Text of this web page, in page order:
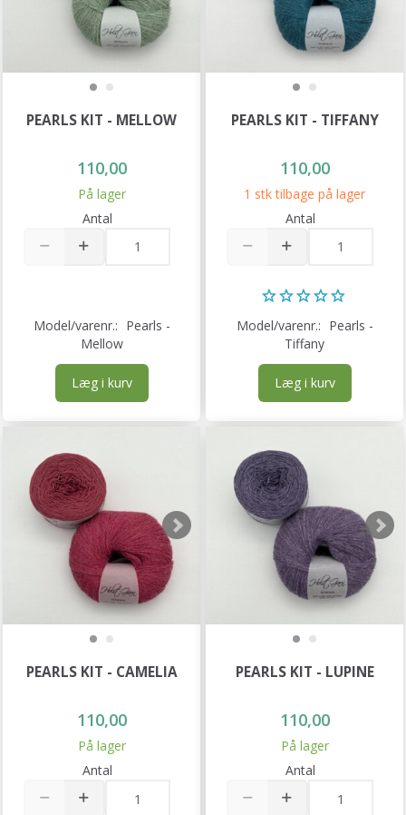
PEARLS KIT - MELLOW
110,00
På lager
Antal
Model/varenr.: Pearls -
Mellow
Læg i kurv
PEARLS KIT - TIFFANY
110,00
1 stk tilbage på lager
Antal
Model/varenr.: Pearls -
Tiffany
Læg i kurv
PEARLS KIT - CAMELIA
110,00
På lager
Antal
PEARLS KIT - LUPINE
110,00
På lager
Antal